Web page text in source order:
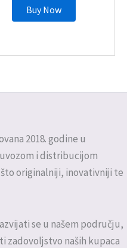
Buy Now
2018. godine u
i distribucijom
originalniji, inovativniji te
se u našem području,
zadovoljstvo naših kupaca